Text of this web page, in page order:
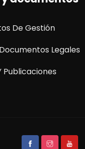
De Gestión
Legales
Publicaciones